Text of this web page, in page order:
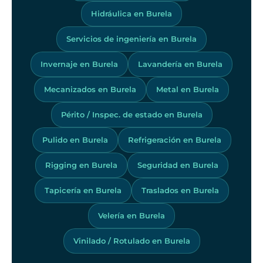
Hidráulica en Burela
Servicios de ingeniería en Burela
Invernaje en Burela Lavandería en Burela
Mecanizados en Burela Metal en Burela
Périto / Inspec. de estado en Burela
Pulido en Burela Refrigeración en Burela
Rigging en Burela Seguridad en Burela
Tapicería en Burela Traslados en Burela
Velería en Burela
Vinilado / Rotulado en Burela